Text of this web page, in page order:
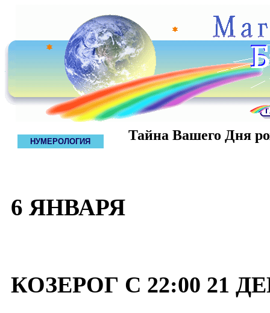
НУМЕРОЛОГИЯ Тайна Вашего Дня
6 ЯНВАРЯ
КОЗЕРОГ С 22:00 21